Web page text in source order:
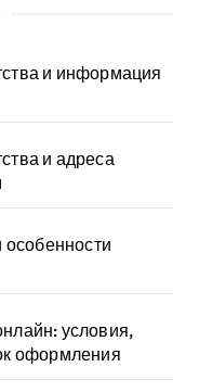
и информация
и адреса
особенности
условия,
оформления